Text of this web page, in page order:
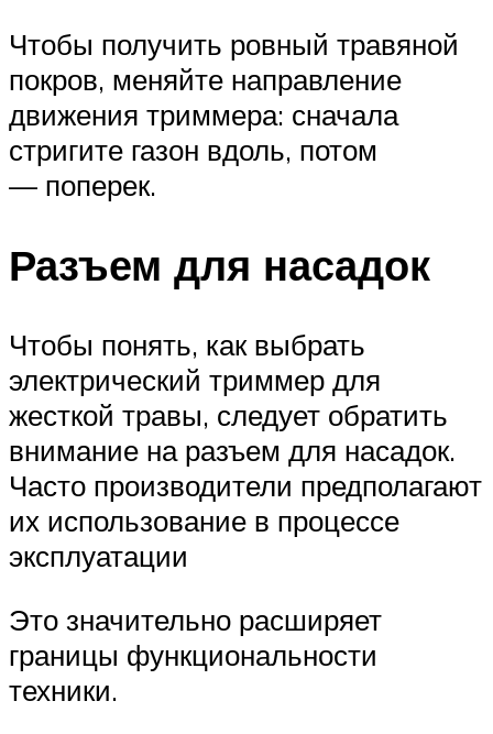
Чтобы получить ровный травяной
покров, меняйте направление
движения триммера: сначала
стригите газон вдоль, потом
— поперек.
Разъем для насадок
Чтобы понять, как выбрать
электрический триммер для
жесткой травы, следует обратить
внимание на разъем для насадок.
Часто производители предполагают
их использование в процессе
эксплуатации
Это значительно расширяет
границы функциональности
техники.